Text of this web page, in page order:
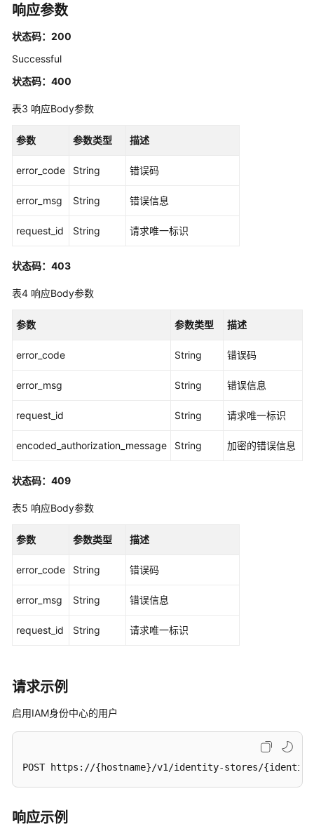
权
集
管
号
理
标
签
应
管
用
序
配
理
程
证
管
实
例
配
MFA
置
响应参数
状态码：200
Successful
状态码：400
表3 响应Body参数
参数 参数类型 描述
error_code String 错误码
error_msg String 错误信息
request_id String 请求唯一标识
状态码：403
表4 响应Body参数
参数 参数类型 描述
error_code String 错误码
error_msg String 错误信息
request_id String 请求唯一标识
encoded_authorization_message String 加密的错误信息
状态码：409
表5 响应Body参数
参数 参数类型 描述
error_code String 错误码
error_msg String 错误信息
request_id String 请求唯一标识
请求示例
启用IAM身份中心的用户
POST https://{hostname}/v1/identity-stores/
响应示例